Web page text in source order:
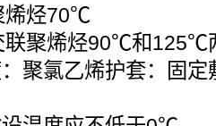
烃70℃
聚烯烃90℃和125℃
氯乙烯护套：固定